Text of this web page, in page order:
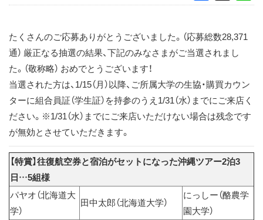
たくさんのご応募ありがとうございました。（応募総数28,371
通） 厳正なる抽選の結果、下記のみなさまがご当選されまし
た。（敬称略） おめでとうございます！
当選された方は、1/15（月）以降、ご所属大学の生協・購買カウン
ターに組合員証（学生証）を持参のうえ1/31（水）までにご来店く
ださい。※1/31（水）までにご来店いただけない場合は残念です
が無効とさせていただきます。
【特賞】往復航空券と宿泊がセットになった沖縄ツアー2泊3
日…5組様
パヤオ（北海道大
学）
田中太郎（北海道大学）
にっしー（酪農学
園大学）